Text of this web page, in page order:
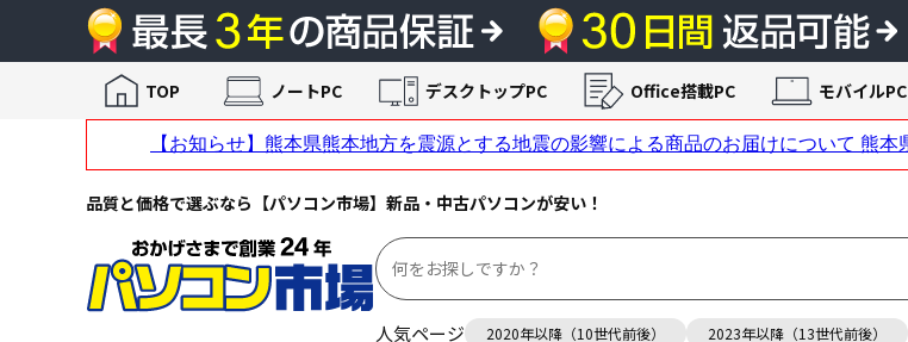
品質と価格で選ぶなら【パソコン市場】新品・中古パソコンが安い！
人気ページ 2020年以降（10世代前後） 2023年以降（13世代前後）
TOP ノートPC デスクトップPC Office搭載PC モバイルPC